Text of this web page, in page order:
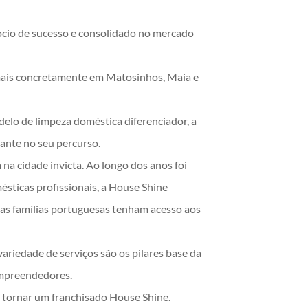
de sucesso e consolidado no mercado
concretamente em Matosinhos, Maia e
de limpeza doméstica diferenciador, a
no seu percurso.
cidade invicta. Ao longo dos anos foi
profissionais, a House Shine
famílias portuguesas tenham acesso aos
de serviços são os pilares base da
um franchisado House Shine.